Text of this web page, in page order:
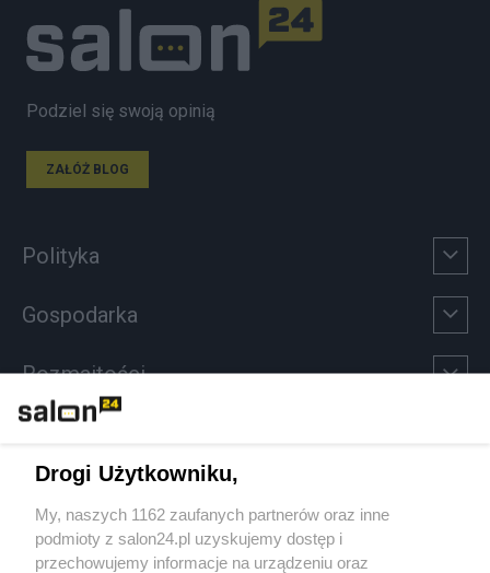
Podziel się swoją opinią
ZAŁÓŻ BLOG
Polityka
Gospodarka
Rozmaitości
Sport
Społeczeństwo
Drogi Użytkowniku,
My, naszych 1162 zaufanych partnerów oraz inne
podmioty z salon24.pl uzyskujemy dostęp i
przechowujemy informacje na urządzeniu oraz